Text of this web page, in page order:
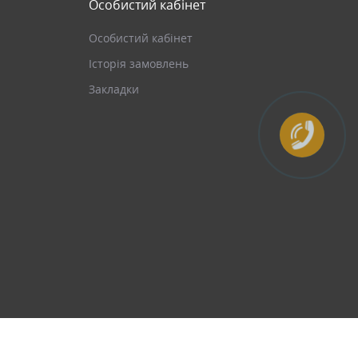
Особистий кабінет
Особистий кабінет
Історія замовлень
Закладки